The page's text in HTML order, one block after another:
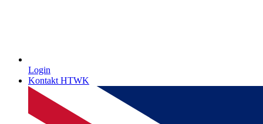
Login
Kontakt HTWK